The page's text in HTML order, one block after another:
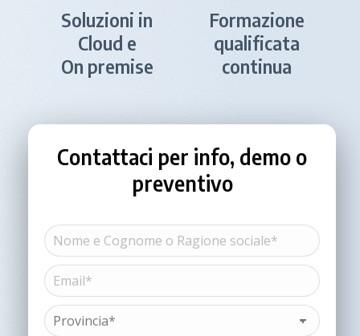
Soluzioni in
Cloud e
On premise
Formazione
qualificata
continua
Contattaci per info, demo o
preventivo
Nome
e
Cognome
o
Ragione
sociale*
(Obbligatorio)
Nome
Email*
(Obbligatorio)
Provincia*
(Obbligatorio)